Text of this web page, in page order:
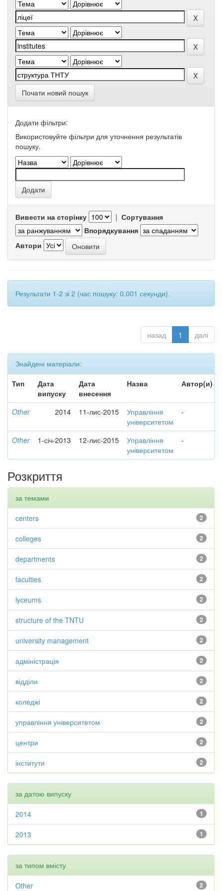
Почати новий пошук
Додати фільтри:
Використовуйте фільтри для уточнення результатів
пошуку.
Вивести на сторінку | Сортування
Впорядкування
Автори
Результати 1-2 зі 2 (час пошуку: 0.001 секунди).
назад 1 далі
Знайдені матеріали:
Тип
Дата
випуску
Дата
внесення
Назва Автор(и)
Other 2014 11-лис-2015
Управління
університетом
-
Other 1-січ-2013 12-лис-2015
Управління
університетом
-
Розкриття
за темами
2
centers
2
colleges
2
departments
2
faculties
2
lyceums
2
structure of the TNTU
2
university management
2
адміністрація
2
відділи
2
коледжі
2
управління університетом
2
центри
2
інститути
за датою випуску
1
2014
1
2013
за типом вмісту
2
Other